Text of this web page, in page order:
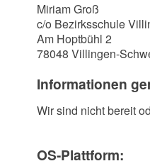
Miriam Groß
c/o Bezirksschule
Am Hoptbühl 2
78048 Villingen-
Informationen
Wir sind nicht bereit
OS-Plattform: